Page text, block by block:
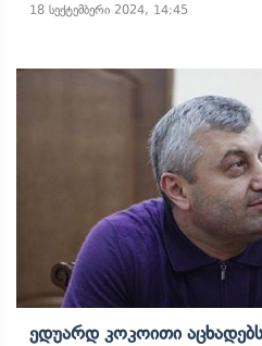
18 სექტემბერი 2024, 14:45
Ედუარდ Კოკოითი